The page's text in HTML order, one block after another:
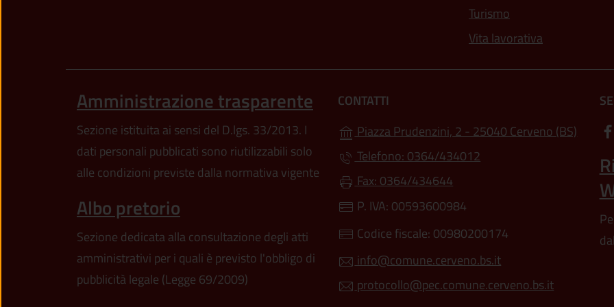
Turismo
Vita lavorativa
Amministrazione trasparente
Sezione istituita ai sensi del D.lgs. 33/2013. I
dati personali pubblicati sono riutilizzabili solo
alle condizioni previste dalla normativa vigente
Albo pretorio
Sezione dedicata alla consultazione degli atti
amministrativi per i quali è previsto l'obbligo di
pubblicità legale (Legge 69/2009)
CONTATTI
Piazza Prudenzini, 2 - 25040 Cerveno (BS)
Telefono: 0364/434012
Fax: 0364/434644
P. IVA: 00593600984
Codice fiscale: 00980200174
info@comune.cerveno.bs.it
protocollo@pec.comune.cerveno.bs.it